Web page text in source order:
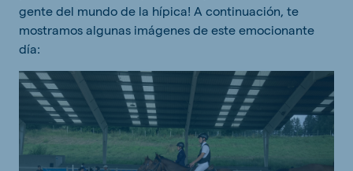
gente del mundo de la hípica! A continuación, te
mostramos algunas imágenes de este emocionante
día: